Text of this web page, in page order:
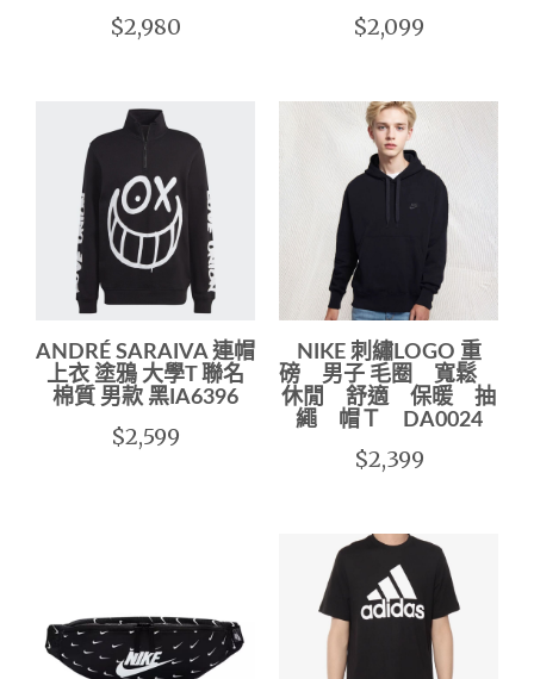
$2,980 $2,099
ANDRÉ SARAIVA 連帽
上衣 塗鴉 大學T 聯名
棉質 男款 黑IA6396
$2,599
NIKE 刺繡LOGO 重
磅 男子 毛圈 寬鬆
休閒 舒適 保暖 抽
繩 帽Ｔ DA0024
$2,399